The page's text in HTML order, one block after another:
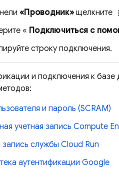
«Проводник»щелкните
« Подключиться с
строку подключения.
и подключения к
и пароль (SCRAM)
учетная запись Compute
запись службы Cloud Run
аутентификации Google